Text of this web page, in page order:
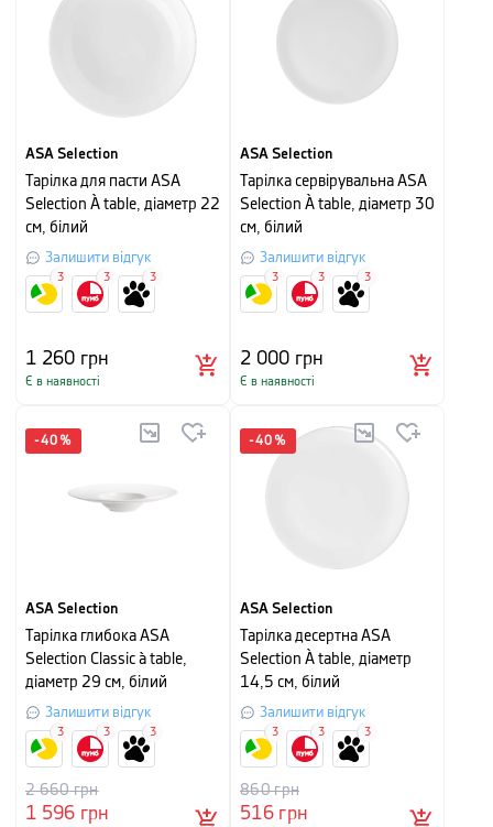
ASA Selection
Тарілка для пасти ASA
Selection À table, діаметр 22
см, білий
Залишити відгук
1 260 грн
Є в наявності
3 3 3
ASA Selection
Тарілка сервірувальна ASA
Selection À table, діаметр 30
см, білий
Залишити відгук
2 000 грн
Є в наявності
3 3 3
-40 %
ASA Selection
Тарілка глибока ASA
Selection Сlassic à table,
діаметр 29 см, білий
Залишити відгук
1 596 грн
2 660грн
3 3 3
-40 %
ASA Selection
Тарілка десертна ASA
Selection À table, діаметр
14,5 см, білий
Залишити відгук
516грн
860грн
3 3 3